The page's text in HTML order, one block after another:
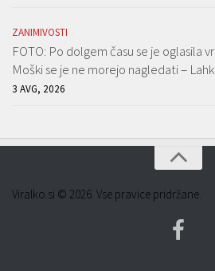
ZANIMIVOSTI
FOTO: Po dolgem času se je oglasila
Moški se je ne morejo nagledati –
3 AVG, 2026
Viralko.si © 2026. Vse pravice pridržane.